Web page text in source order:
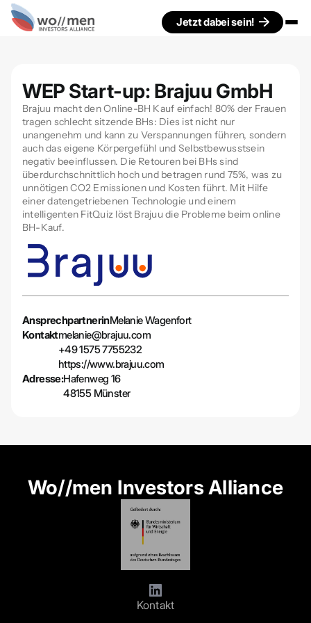
Jetzt dabei sein!
WEP Start-up: Brajuu GmbH
Brajuu macht den Online-BH Kauf einfach! 80% der Frauen
tragen schlecht sitzende BHs: Dies ist nicht nur
unangenehm und kann zu Verspannungen führen, sondern
auch das eigene Körpergefühl und Selbstbewusstsein
negativ beeinflussen. Die Retouren bei BHs sind
überdurchschnittlich hoch und betragen rund 75%, was zu
unnötigen CO2 Emissionen und Kosten führt. Mit Hilfe
einer datengetriebenen Technologie und einem
intelligenten FitQuiz löst Brajuu die Probleme beim online
BH-Kauf.
AnsprechpartnerinMelanie Wagenfort
Kontaktmelanie@brajuu.com
+49 1575 7755232
https://www.brajuu.com
Adresse:Hafenweg 16
48155 Münster
Wo//men Investors Alliance
Kontakt